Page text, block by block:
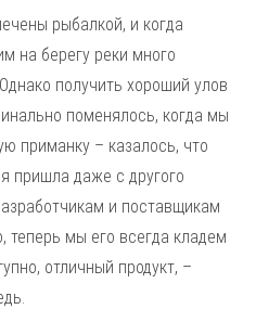
рыбалкой, и когда
на берегу реки много
получить хороший улов
поменялось, когда мы
приманку – казалось, что
пришла даже с другого
и поставщикам
теперь мы его всегда кладем
отличный продукт, –